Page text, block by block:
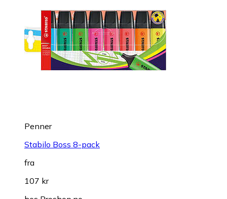
Penner
Stabilo Boss 8-pack
fra
107 kr